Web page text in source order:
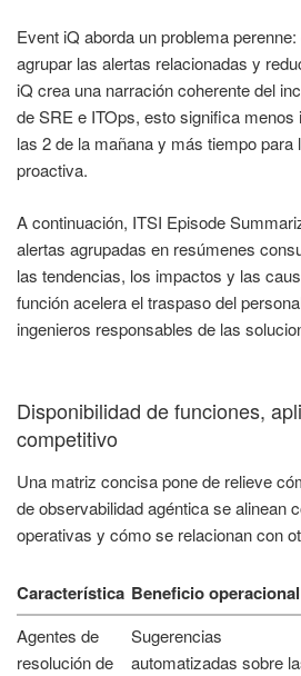
Event iQ aborda un problema
agrupar las alertas relacionadas y
iQ crea una narración coherente del
de SRE e ITOps, esto significa menos
las 2 de la mañana y más tiempo para
proactiva.
A continuación, ITSI Episode
alertas agrupadas en resúmenes
las tendencias, los impactos y las
función acelera el traspaso del
ingenieros responsables de las
Disponibilidad de funciones,
competitivo
Una matriz concisa pone de relieve
de observabilidad agéntica se alinean
operativas y cómo se relacionan con
Característica Beneficio operacional
Agentes de
resolución de
Sugerencias
automatizadas sobre